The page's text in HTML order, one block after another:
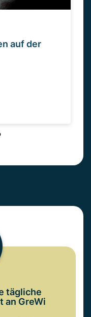
auf der
tägliche
an GreWi